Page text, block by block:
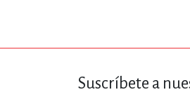
Suscríbete a